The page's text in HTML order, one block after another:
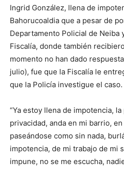
Ingrid González, llena de
Bahorucoaldia que a pesar de
Departamento Policial de Neiba
Fiscalía, donde también
momento no han dado
julio), fue que la Fiscalía le
que la Policía investigue el caso.
“Ya estoy llena de impotencia,
privacidad, anda en mi barrio,
paseándose como sin nada,
impotencia, de mi trabajo de mi
impune, no se me escucha,